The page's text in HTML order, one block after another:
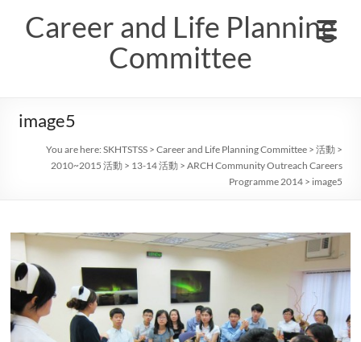
contentCareer and Life Planning
Committee
image5
You are here:SKHTSTSS >Career and Life Planning Committee >活動 >
2010~2015 活動 > 13-14 活動 >ARCH Community Outreach Careers
Programme 2014 > image5